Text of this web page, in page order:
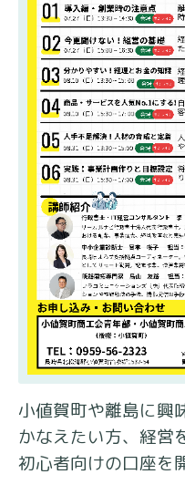
小値賀町や離島に興
かなえたい方、経営
初心者向けの口座を